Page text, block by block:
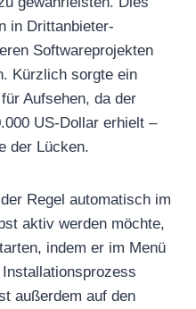
in Drittanbieter-
Softwareprojekten
Kürzlich sorgte ein
Aufsehen, da der
US-Dollar erhielt –
der Lücken.
Regel automatisch im
aktiv werden möchte,
indem er im Menü
Installationsprozess
außerdem auf den